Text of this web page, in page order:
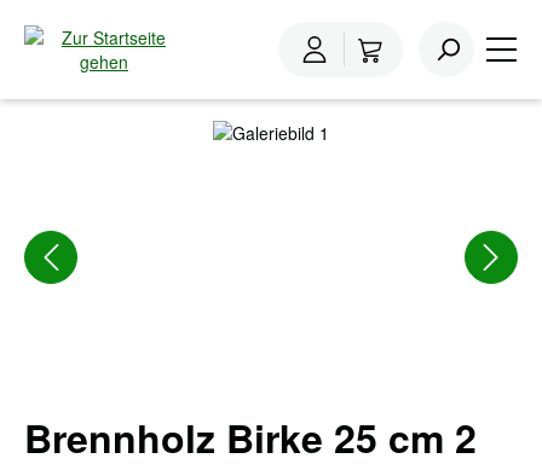
springen
Home Brennholz Brennholz Birke
Bildergalerie überspringen
Brennholz Birke 25 cm 2